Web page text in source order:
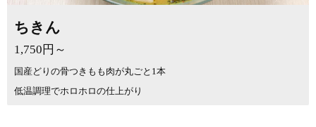
ちきん
1,750円～
国産どりの骨つきもも肉が丸ごと1本
低温調理でホロホロの仕上がり